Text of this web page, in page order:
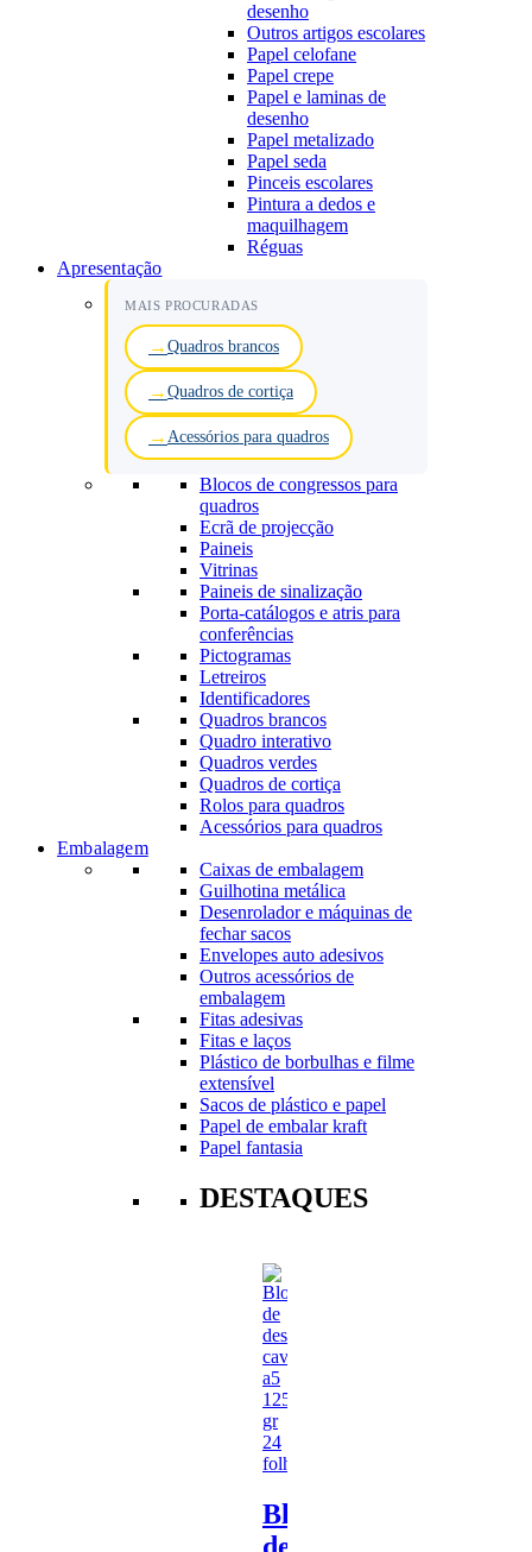
desenho
Outros artigos escolares
Papel celofane
Papel crepe
Papel e laminas de
desenho
Papel metalizado
Papel seda
Pinceis escolares
Pintura a dedos e
maquilhagem
Réguas
Apresentação
MAIS PROCURADAS
Quadros brancos
Quadros de cortiça
Acessórios para quadros
Blocos de congressos para
quadros
Ecrã de projecção
Paineis
Vitrinas
Paineis de sinalização
Porta-catálogos e atris para
conferências
Pictogramas
Letreiros
Identificadores
Quadros brancos
Quadro interativo
Quadros verdes
Quadros de cortiça
Rolos para quadros
Acessórios para quadros
Embalagem
Caixas de embalagem
Guilhotina metálica
Desenrolador e máquinas de
fechar sacos
Envelopes auto adesivos
Outros acessórios de
embalagem
Fitas adesivas
Fitas e laços
Plástico de borbulhas e filme
extensível
Sacos de plástico e papel
Papel de embalar kraft
Papel fantasia
DESTAQUES
Bloco
de